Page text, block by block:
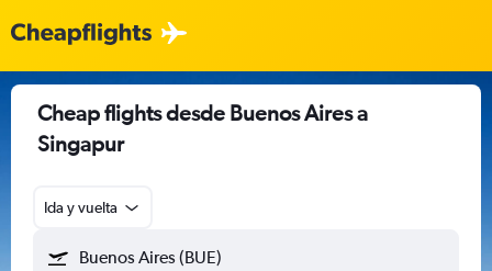
Cheap flights desde Buenos Aires a
Singapur
Ida y vuelta
Buenos Aires (BUE)